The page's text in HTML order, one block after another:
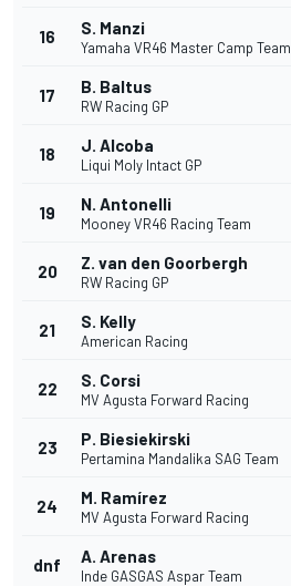
16 S. Manzi
Yamaha VR46 Master Camp Team
17 B. Baltus
RW Racing GP
18 J. Alcoba
Liqui Moly Intact GP
19 N. Antonelli
Mooney VR46 Racing Team
20 Z. van den Goorbergh
RW Racing GP
21 S. Kelly
American Racing
22 S. Corsi
MV Agusta Forward Racing
23 P. Biesiekirski
Pertamina Mandalika SAG Team
24 M. Ramírez
MV Agusta Forward Racing
dnf A. Arenas
Inde GASGAS Aspar Team